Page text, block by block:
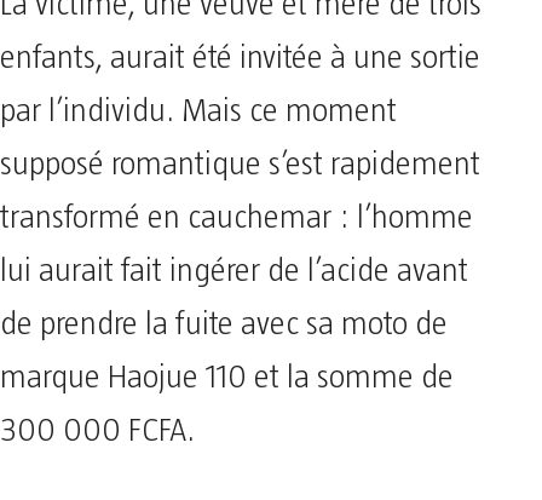
enfants, aurait été invitée à une sortie
par l’individu. Mais ce moment
supposé romantique s’est rapidement
transformé en cauchemar : l’homme
lui aurait fait ingérer de l’acide avant
de prendre la fuite avec sa moto de
marque Haojue 110 et la somme de
300 000 FCFA.